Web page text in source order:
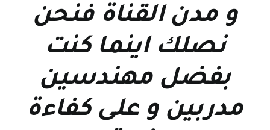
و مدن القناة فنحن
نصلك اينما كنت
بفضل مهندسين
مدربين و على كفاءة